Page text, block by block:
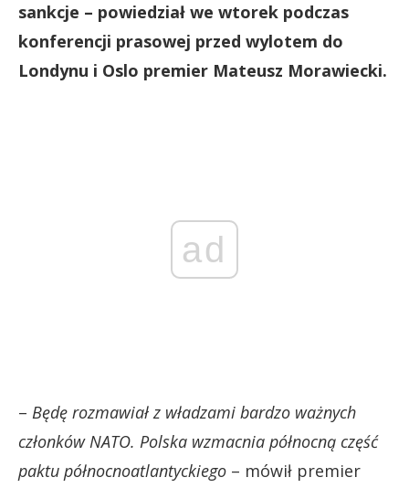
sankcje – powiedział we wtorek podczas
konferencji prasowej przed wylotem do
Londynu i Oslo premier Mateusz Morawiecki.
ad
– Będę rozmawiał z władzami bardzo ważnych
członków NATO. Polska wzmacnia północną część
paktu północnoatlantyckiego – mówił premier